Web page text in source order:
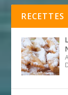
RECETTES